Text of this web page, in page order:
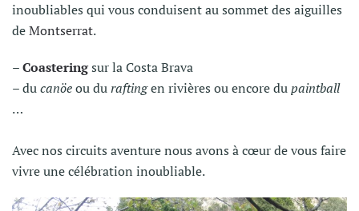
inoubliables qui vous conduisent au sommet des aiguilles
deMontserrat.
–Coasteringsur la Costa Brava
– ducanöeou duraftingen rivières ou encore dupaintball
…
Avec nos circuits aventure nous avons à cœur de vous faire
vivre une célébration inoubliable.